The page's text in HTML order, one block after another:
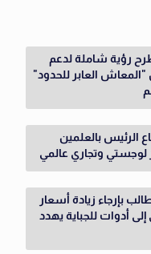
رؤية شاملة لدعم
العابر للحدود"
الرئيس بالعلمين
وتجاري عالمي
بإرجاء زيادة أسعار
أدوات للجباية يهدد